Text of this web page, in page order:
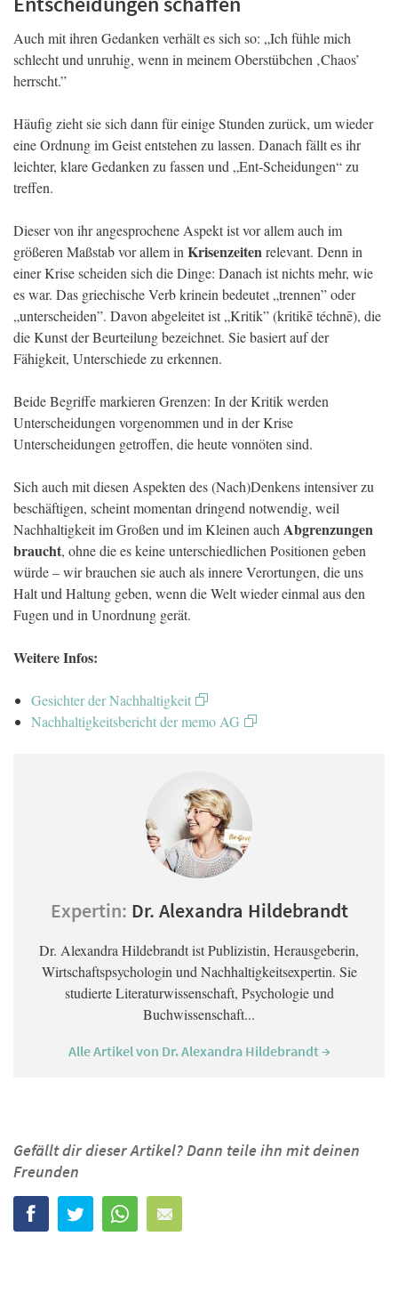
Auch mit ihren Gedanken verhält es sich so: „Ich fühle mich
schlecht und unruhig, wenn in meinem Oberstübchen ‚Chaos’
herrscht.”
Häufig zieht sie sich dann für einige Stunden zurück, um wieder
eine Ordnung im Geist entstehen zu lassen. Danach fällt es ihr
leichter, klare Gedanken zu fassen und „Ent-Scheidungen“ zu
treffen.
Dieser von ihr angesprochene Aspekt ist vor allem auch im
größeren Maßstab vor allem in Krisenzeitenrelevant. Denn in
einer Krise scheiden sich die Dinge: Danach ist nichts mehr, wie
es war. Das griechische Verb krinein bedeutet „trennen” oder
„unterscheiden”. Davon abgeleitet ist „Kritik” (kritikē téchnē), die
die Kunst der Beurteilung bezeichnet. Sie basiert auf der
Fähigkeit, Unterschiede zu erkennen.
Beide Begriffe markieren Grenzen: In der Kritik werden
Unterscheidungen vorgenommen und in der Krise
Unterscheidungen getroffen, die heute vonnöten sind.
Sich auch mit diesen Aspekten des (Nach)Denkens intensiver zu
beschäftigen, scheint momentan dringend notwendig, weil
Nachhaltigkeit im Großen und im Kleinen auch Abgrenzungen
braucht, ohne die es keine unterschiedlichen Positionen geben
würde – wir brauchen sie auch als innere Verortungen, die uns
Halt und Haltung geben, wenn die Welt wieder einmal aus den
Fugen und in Unordnung gerät.
Weitere Infos:
Gesichter der Nachhaltigkeit
Nachhaltigkeitsbericht der memo AG
Expertin: Dr. Alexandra Hildebrandt
Dr. Alexandra Hildebrandt ist Publizistin, Herausgeberin,
Wirtschaftspsychologin und Nachhaltigkeitsexpertin. Sie
studierte Literaturwissenschaft, Psychologie und
Buchwissenschaft...
Alle Artikel von Dr. Alexandra Hildebrandt →
Gefällt dir dieser Artikel? Dann teile ihn mit deinen
Freunden